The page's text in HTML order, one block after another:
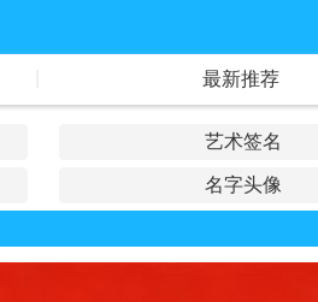
最新推荐
艺术签名
名字头像